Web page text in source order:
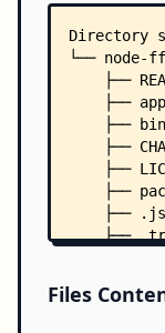
Directory
└──
├──
├──
├──
├──
├──
├──
├──
├──
│
Files